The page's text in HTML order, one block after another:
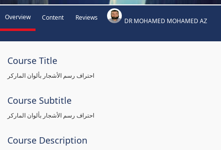
Overview Content Reviews DR MOHAMED MOHAMED AZ
Course Title
احتراف رسم الأشجار بألوان الماركر
Course Subtitle
احتراف رسم الأشجار بألوان الماركر
Course Description